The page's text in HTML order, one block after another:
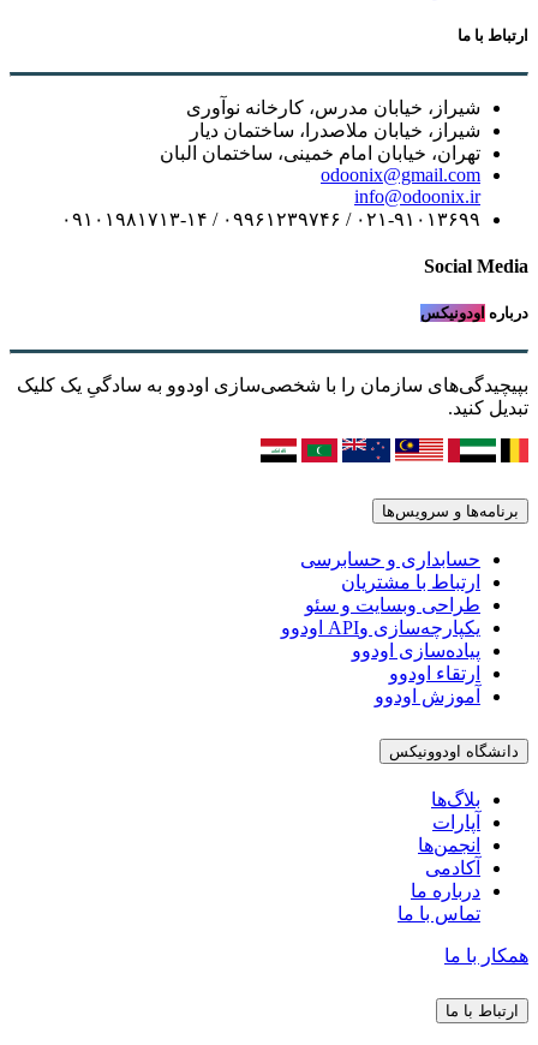
ارتباط با ما
شیراز، خیابان مدرس، کارخانه نوآوری
شیراز، خیابان ملاصدرا، ساختمان دیار
تهران، خیابان امام خمینی، ساختمان البان
odoonix@gmail.com
info@odoonix.ir
۰۲۱-۹۱۰۱۳۶۹۹ / ۰۹۹۶۱۲۳۹۷۴۶ / ۰۹۱۰۱۹۸۱۷۱۳-۱۴
Social Media
درباره اودونیکس
بپیچیدگی‌های سازمان را با شخصی‌سازی اودوو به سادگیِ یک کلیک
تبدیل کنید.
برنامه‌ها و سرویس‌ها
حسابداری و حسابرسی
ارتباط با مشتریان
طراحی وبسایت و سئو
یکپارچه‌سازی وAPI اودوو
پیاده‌سازی اودوو
ارتقاء اودوو
آموزش اودوو
دانشگاه اودوونیکس
بلاگ‌ها
آپارات
انجمن‌ها
آکادمی
درباره ما
تماس با ما
همکار با ما
ارتباط با ما